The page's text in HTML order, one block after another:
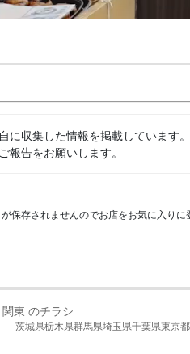
収集した情報を掲載しています
報告をお願いします。
存されませんのでお店をお気に入りに
関東 のチラシ
茨城県栃木県群馬県埼玉県千葉県東京都